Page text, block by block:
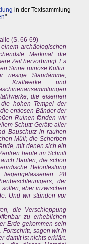
in der Textsammlung
"
(S. 66-69)
archäologischen
Merkmal die
Zeit hervorbringt. Es
Sinne ruinöse Kultur.
riesige Staudämme;
Kraftwerke und
die eisernen
hohen Tempel der
entlosen Bänder der
Ruinen fänden wir
Schutt: Geräte aller
Bauschutz in rauhen
Müll; die Scherben
mit denen sich ein
heute im Schnitt
Bauten, die schon
Betonfestung
28
der
aber inzwischen
Und wir stünden vor
die Verschleppung
zu erheblichen
Erde gekommen sein
Fortschritt, sagen wir in
damit ist nichts erklärt.